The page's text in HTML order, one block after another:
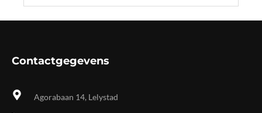
Contactgegevens
Agorabaan 14, Lelystad